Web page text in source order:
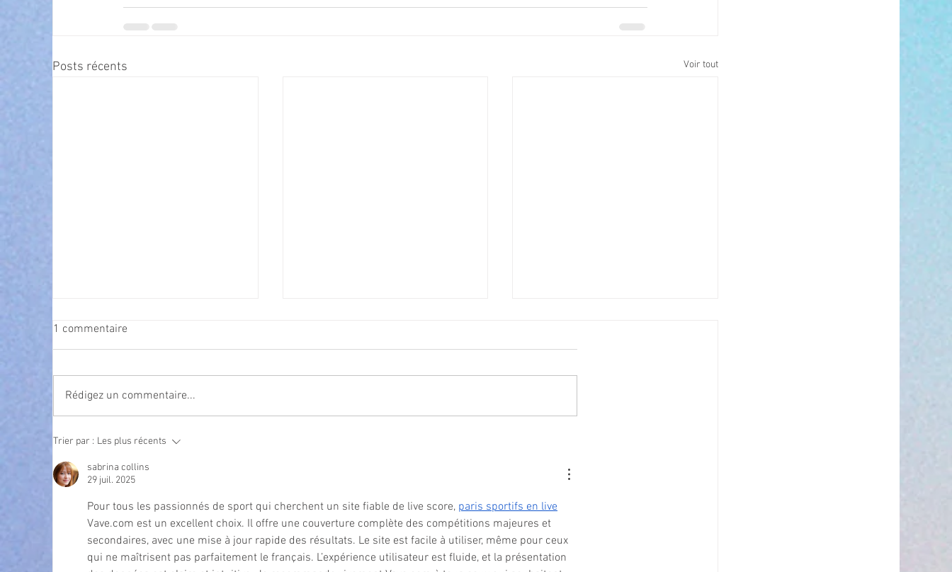
Posts récents Voir tout
1 commentaire
Rédigez un commentaire...
Trier par : Les plus récents
sabrina collins
29 juil. 2025
Pour tous les passionnés de sport qui cherchent un site fiable de live score, paris sportifs en live
Vave.com est un excellent choix. Il offre une couverture complète des compétitions majeures et
secondaires, avec une mise à jour rapide des résultats. Le site est facile à utiliser, même pour ceux
qui ne maîtrisent pas parfaitement le français. L’expérience utilisateur est fluide, et la présentation